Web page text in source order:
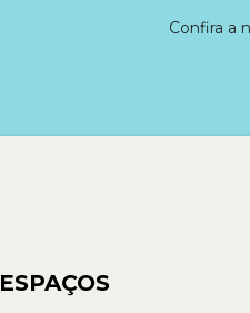
Confira a
ESPAÇOS